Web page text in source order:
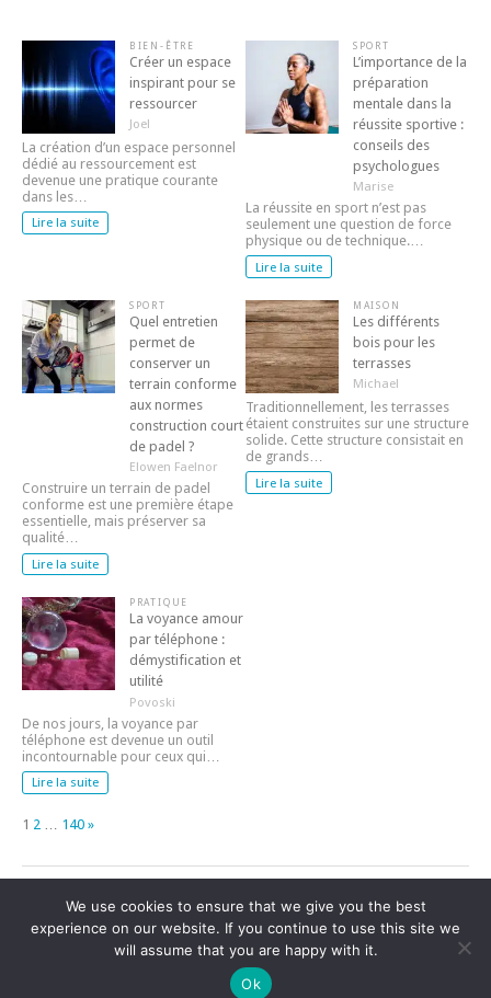
BIEN-ÊTRE
Créer un espace
inspirant pour se
ressourcer
Joel
La création d’un espace personnel
dédié au ressourcement est
devenue une pratique courante
dans les…
Lire la suite
SPORT
L’importance de la
préparation
mentale dans la
réussite sportive :
conseils des
psychologues
Marise
La réussite en sport n’est pas
seulement une question de force
physique ou de technique.…
Lire la suite
SPORT
Quel entretien
permet de
conserver un
terrain conforme
aux normes
construction court
de padel ?
Elowen Faelnor
Construire un terrain de padel
conforme est une première étape
essentielle, mais préserver sa
qualité…
Lire la suite
MAISON
Les différents
bois pour les
terrasses
Michael
Traditionnellement, les terrasses
étaient construites sur une structure
solide. Cette structure consistait en
de grands…
Lire la suite
PRATIQUE
La voyance amour
par téléphone :
démystification et
utilité
Povoski
De nos jours, la voyance par
téléphone est devenue un outil
incontournable pour ceux qui…
Lire la suite
Page:
1 2 140 Next
»
Blog non officiel de https://cc-valleeduvicdessos.fr/| Une
https://vbiovir.fr
We use cookies to ensure that we give you the best
experience on our website. If you continue to use this site we
will assume that you are happy with it.
Ok